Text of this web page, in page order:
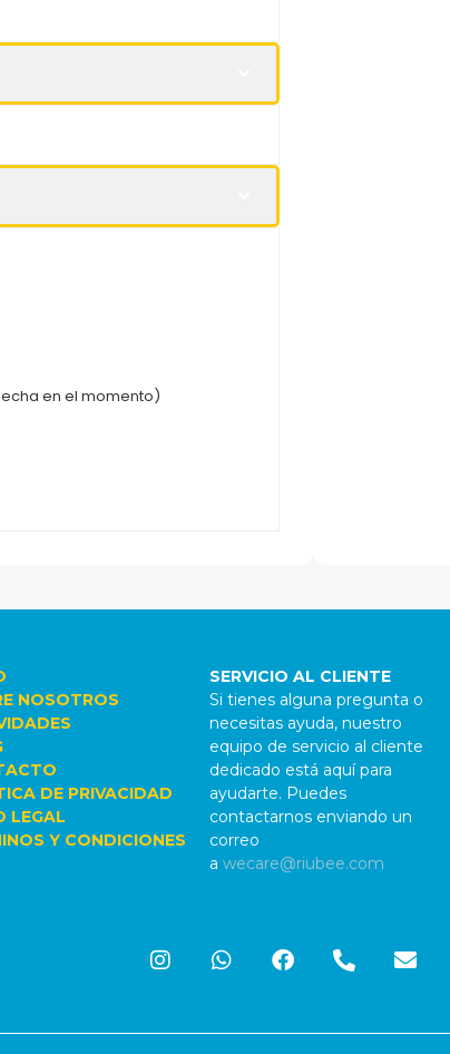
en el momento)
SERVICIO AL CLIENTE
Si tienes alguna pregunta o
necesitas ayuda, nuestro
equipo de servicio al cliente
dedicado está aquí para
ayudarte. Puedes
contactarnos enviando un
correo
a wecare@riubee.com
NOSOTROS
DE PRIVACIDAD
LEGAL
Y CONDICIONES